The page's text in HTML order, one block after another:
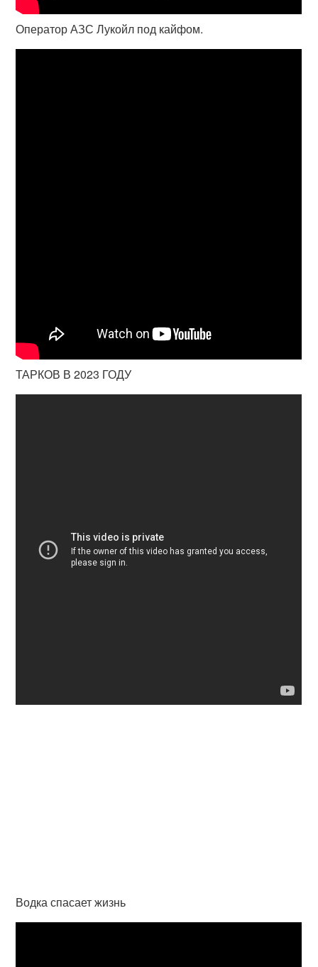
Оператор АЗС Лукойл под кайфом.
ТАРКОВ В 2023 ГОДУ
Водка спасает жизнь